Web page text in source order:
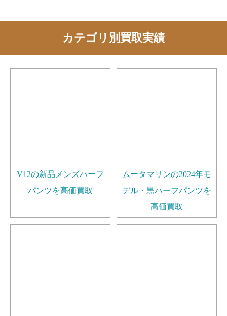
カテゴリ別買取実績
V12の新品メンズハーフ
パンツを高価買取
ムータマリンの2024年モ
デル・黒ハーフパンツを
高価買取